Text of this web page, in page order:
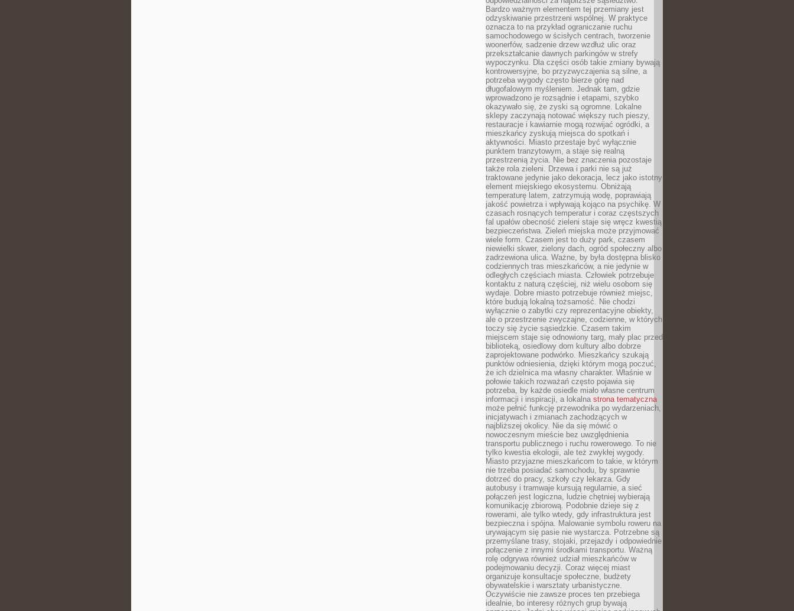
Bardzo ważnym elementem tej przemiany jest
odzyskiwanie przestrzeni wspólnej. W praktyce
oznacza to na przykład ograniczanie ruchu
samochodowego w ścisłych centrach, tworzenie
woonerfów, sadzenie drzew wzdłuż ulic oraz
przekształcanie dawnych parkingów w strefy
wypoczynku. Dla części osób takie zmiany bywają
kontrowersyjne, bo przyzwyczajenia są silne, a
potrzeba wygody często bierze górę nad
długofalowym myśleniem. Jednak tam, gdzie
wprowadzono je rozsądnie i etapami, szybko
okazywało się, że zyski są ogromne. Lokalne
sklepy zaczynają notować większy ruch pieszy,
restauracje i kawiarnie mogą rozwijać ogródki, a
mieszkańcy zyskują miejsca do spotkań i
aktywności. Miasto przestaje być wyłącznie
punktem tranzytowym, a staje się realną
przestrzenią życia. Nie bez znaczenia pozostaje
także rola zieleni. Drzewa i parki nie są już
traktowane jedynie jako dekoracja, lecz jako istotny
element miejskiego ekosystemu. Obniżają
temperaturę latem, zatrzymują wodę, poprawiają
jakość powietrza i wpływają kojąco na psychikę. W
czasach rosnących temperatur i coraz częstszych
fal upałów obecność zieleni staje się wręcz kwestią
bezpieczeństwa. Zieleń miejska może przyjmować
wiele form. Czasem jest to duży park, czasem
niewielki skwer, zielony dach, ogród społeczny albo
zadrzewiona ulica. Ważne, by była dostępna blisko
codziennych tras mieszkańców, a nie jedynie w
odległych częściach miasta. Człowiek potrzebuje
kontaktu z naturą częściej, niż wielu osobom się
wydaje. Dobre miasto potrzebuje również miejsc,
które budują lokalną tożsamość. Nie chodzi
wyłącznie o zabytki czy reprezentacyjne obiekty,
ale o przestrzenie zwyczajne, codzienne, w których
toczy się życie sąsiedzkie. Czasem takim
miejscem staje się odnowiony targ, mały plac przed
biblioteką, osiedlowy dom kultury albo dobrze
zaprojektowane podwórko. Mieszkańcy szukają
punktów odniesienia, dzięki którym mogą poczuć,
że ich dzielnica ma własny charakter. Właśnie w
połowie takich rozważań często pojawia się
potrzeba, by każde osiedle miało własne centrum
informacji i inspiracji, a lokalna strona tematyczna
może pełnić funkcję przewodnika po wydarzeniach,
inicjatywach i zmianach zachodzących w
najbliższej okolicy. Nie da się mówić o
nowoczesnym mieście bez uwzględnienia
transportu publicznego i ruchu rowerowego. To nie
tylko kwestia ekologii, ale też zwykłej wygody.
Miasto przyjazne mieszkańcom to takie, w którym
nie trzeba posiadać samochodu, by sprawnie
dotrzeć do pracy, szkoły czy lekarza. Gdy
autobusy i tramwaje kursują regularnie, a sieć
połączeń jest logiczna, ludzie chętniej wybierają
komunikację zbiorową. Podobnie dzieje się z
rowerami, ale tylko wtedy, gdy infrastruktura jest
bezpieczna i spójna. Malowanie symbolu roweru na
urywającym się pasie nie wystarcza. Potrzebne są
przemyślane trasy, stojaki, przejazdy i odpowiednie
połączenie z innymi środkami transportu. Ważną
rolę odgrywa również udział mieszkańców w
podejmowaniu decyzji. Coraz więcej miast
organizuje konsultacje społeczne, budżety
obywatelskie i warsztaty urbanistyczne.
Oczywiście nie zawsze proces ten przebiega
idealnie, bo interesy różnych grup bywają